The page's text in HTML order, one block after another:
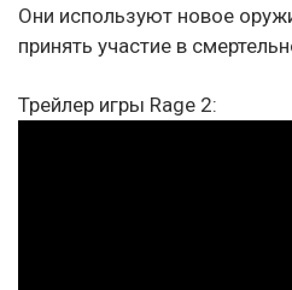
Они используют новое
принять участие в
Трейлер игры Rage 2: